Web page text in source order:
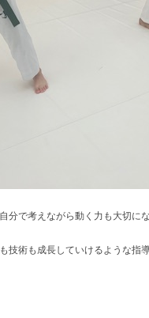
分で考えながら動く力も大切に
技術も成長していけるような指